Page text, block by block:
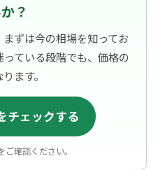
？
ずは今の相場を知ってお
っている段階でも、価格の
ます。
チェックする
確認ください。